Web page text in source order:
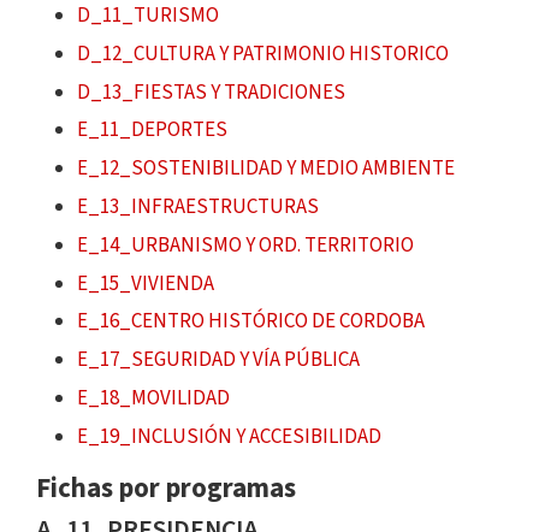
D_11_TURISMO
D_12_CULTURA Y PATRIMONIO HISTORICO
D_13_FIESTAS Y TRADICIONES
E_11_DEPORTES
E_12_SOSTENIBILIDAD Y MEDIO AMBIENTE
E_13_INFRAESTRUCTURAS
E_14_URBANISMO Y ORD. TERRITORIO
E_15_VIVIENDA
E_16_CENTRO HISTÓRICO DE CORDOBA
E_17_SEGURIDAD Y VÍA PÚBLICA
E_18_MOVILIDAD
E_19_INCLUSIÓN Y ACCESIBILIDAD
Fichas por programas